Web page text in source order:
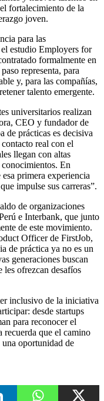
fortalecimiento de la
joven.
para las
estudio Employers for
formalmente en
representa, para
y, para las compañías,
talento emergente.
universitarios realizan
CEO y fundador de
de prácticas es decisiva
real con el
llegan con altas
En
primera experiencia
impulse sus carreras”.
de organizaciones
e Interbank, que junto
de este movimiento.
Officer de FirstJob,
de práctica ya no es un
generaciones buscan
les ofrezcan desafíos
inclusivo de la iniciativa
desde startups
para reconocer el
recuerda que el camino
oportunidad de